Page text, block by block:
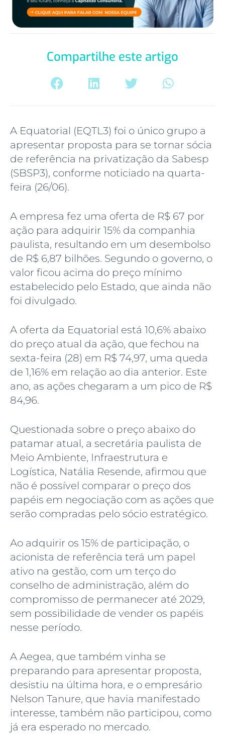
Compartilhe este artigo
A Equatorial (EQTL3) foi o único grupo a
apresentar proposta para se tornar sócia
de referência na privatização da Sabesp
(SBSP3), conforme noticiado na quarta-
feira (26/06).
A empresa fez uma oferta de R$ 67 por
ação para adquirir 15% da companhia
paulista, resultando em um desembolso
de R$ 6,87 bilhões. Segundo o governo, o
valor ficou acima do preço mínimo
estabelecido pelo Estado, que ainda não
foi divulgado.
A oferta da Equatorial está 10,6% abaixo
do preço atual da ação, que fechou na
sexta-feira (28) em R$ 74,97, uma queda
de 1,16% em relação ao dia anterior. Este
ano, as ações chegaram a um pico de R$
84,96.
Questionada sobre o preço abaixo do
patamar atual, a secretária paulista de
Meio Ambiente, Infraestrutura e
Logística, Natália Resende, afirmou que
não é possível comparar o preço dos
papéis em negociação com as ações que
serão compradas pelo sócio estratégico.
Ao adquirir os 15% de participação, o
acionista de referência terá um papel
ativo na gestão, com um terço do
conselho de administração, além do
compromisso de permanecer até 2029,
sem possibilidade de vender os papéis
nesse período.
A Aegea, que também vinha se
preparando para apresentar proposta,
desistiu na última hora, e o empresário
Nelson Tanure, que havia manifestado
interesse, também não participou, como
já era esperado no mercado.